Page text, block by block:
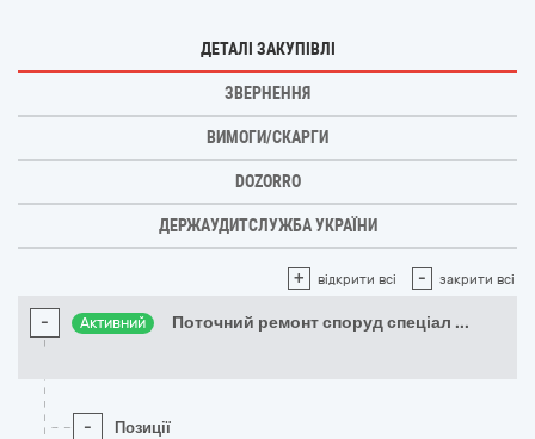
ДЕТАЛІ ЗАКУПІВЛІ
ЗВЕРНЕННЯ
ВИМОГИ/СКАРГИ
DOZORRO
ДЕРЖАУДИТСЛУЖБА УКРАЇНИ
+ відкрити всі - закрити всі
- Активний Поточний ремонт споруд спеціал ...
- Позиції